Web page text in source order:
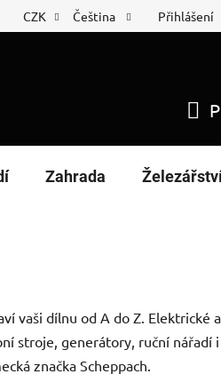
list Nákup na splátky
CZK Čeština Přihlášení
Zahrada
vaši dílnu od A do Z. Elektrické
stroje, generátory, ruční nářadí
značka Scheppach.